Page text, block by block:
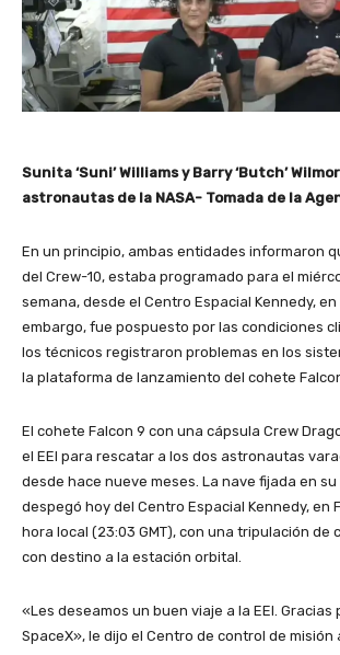
Sunita ‘Suni’ Williams y Barry ‘Butch’
astronautas de la NASA- Tomada de la
En un principio, ambas entidades informaron
del Crew-10, estaba programado para el
semana, desde el Centro Espacial Kennedy, en
embargo, fue pospuesto por las condiciones
los técnicos registraron problemas en los
la plataforma de lanzamiento del cohete
El cohete Falcon 9 con una cápsula Crew
el EEI para rescatar a los dos astronautas
desde hace nueve meses. La nave fijada en
despegó hoy del Centro Espacial Kennedy, en
hora local (23:03 GMT), con una tripulación de
con destino a la estación orbital.
«Les deseamos un buen viaje a la EEI. Gracias
SpaceX», le dijo el Centro de control de misión